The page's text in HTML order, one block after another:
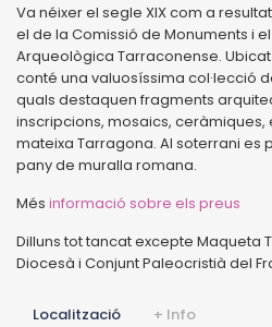
Va néixer el segle XIX com a
el de la Comissió de Monuments i
Arqueològica Tarraconense.
conté una valuosíssima col·lecció
quals destaquen fragments
inscripcions, mosaics, ceràmiques,
mateixa Tarragona. Al soterrani es
pany de muralla romana.
Més informació sobre els preus
Dilluns tot tancat excepte Maqueta
Diocesà i Conjunt Paleocristià del
Localització + Info